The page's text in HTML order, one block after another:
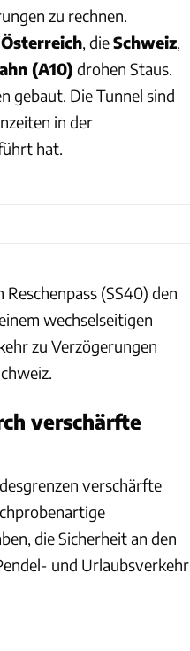
zu rechnen.
Österreich , dieSchweiz
(A10) drohen Staus.
gebaut. Die Tunnel sind
in der
hat.
(SS40) den
wechselseitigen
zu Verzögerungen
verschärfte
verschärfte
die Sicherheit an den
und Urlaubsverkehr